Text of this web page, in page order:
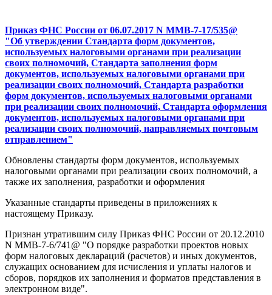
Приказ ФНС России от 06.07.2017 N ММВ-7-17/535@
"Об утверждении Стандарта форм документов,
используемых налоговыми органами при реализации
своих полномочий, Стандарта заполнения форм
документов, используемых налоговыми органами при
реализации своих полномочий, Стандарта разработки
форм документов, используемых налоговыми органами
при реализации своих полномочий, Стандарта оформления
документов, используемых налоговыми органами при
реализации своих полномочий, направляемых почтовым
отправлением"
Обновлены стандарты форм документов, используемых
налоговыми органами при реализации своих полномочий, а
также их заполнения, разработки и оформления
Указанные стандарты приведены в приложениях к
настоящему Приказу.
Признан утратившим силу Приказ ФНС России от 20.12.2010
N ММВ-7-6/741@ "О порядке разработки проектов новых
форм налоговых деклараций (расчетов) и иных документов,
служащих основанием для исчисления и уплаты налогов и
сборов, порядков их заполнения и форматов представления в
электронном виде".